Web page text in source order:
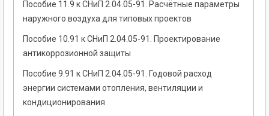
Пособие 11.9 к СНиП 2.04.05-91. Расчётные параметры
наружного воздуха для типовых проектов
Пособие 10.91 к СНиП 2.04.05-91. Проектирование
антикоррозионной защиты
Пособие 9.91 к СНиП 2.04.05-91. Годовой расход
энергии системами отопления, вентиляции и
кондиционирования